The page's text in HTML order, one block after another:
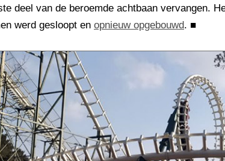
deel van de beroemde achtbaan vervangen.
werd gesloopt en opnieuw opgebouwd. ■